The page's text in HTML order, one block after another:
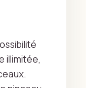
illimitée,